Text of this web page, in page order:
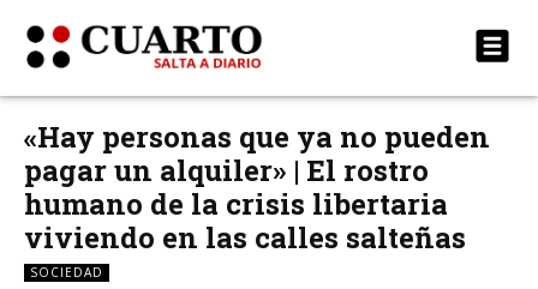
«Hay personas que ya no pueden
pagar un alquiler» | El rostro
humano de la crisis libertaria
viviendo en las calles salteñas
SOCIEDAD